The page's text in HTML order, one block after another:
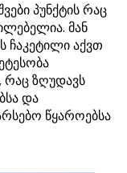
პუნქტის რაც
მან
ჩაკეტილი აქვთ
ზღუდავს
და
წყაროებსა